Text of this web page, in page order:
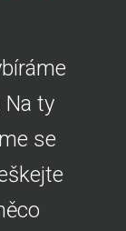
Na ty
se